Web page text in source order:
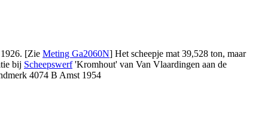
[Zie Meting Ga2060N] Het scheepje mat 39,528 ton, maar
bij Scheepswerf'Kromhout' van Van Vlaardingen aan de
4074 B Amst 1954